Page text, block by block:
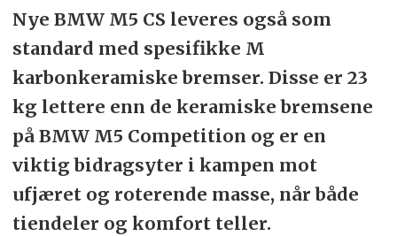
Nye BMW M5 CS leveres også som
standard med spesifikke M
karbonkeramiske bremser. Disse er 23
kg lettere enn de keramiske bremsene
på BMW M5 Competition og er en
viktig bidragsyter i kampen mot
ufjæret og roterende masse, når både
tiendeler og komfort teller.